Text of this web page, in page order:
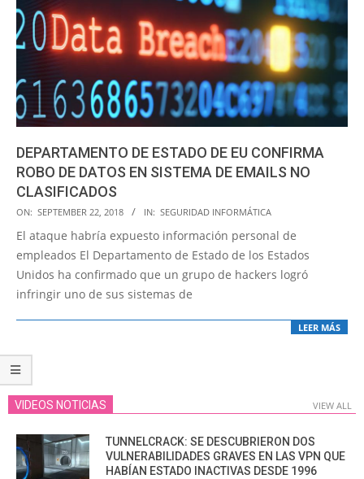
DEPARTAMENTO DE ESTADO DE EU CONFIRMA
ROBO DE DATOS EN SISTEMA DE EMAILS NO
CLASIFICADOS
2018-
09-
ON: SEPTEMBER 22, 2018 IN: SEGURIDAD INFORMÁTICA
El ataque habría expuesto información personal de
empleados El Departamento de Estado de los Estados
Unidos ha confirmado que un grupo de hackers logró
infringir uno de sus sistemas de
LEER MÁS
VIDEOS NOTICIAS VIEW ALL
TUNNELCRACK: SE DESCUBRIERON DOS
VULNERABILIDADES GRAVES EN LAS VPN QUE
HABÍAN ESTADO INACTIVAS DESDE 1996